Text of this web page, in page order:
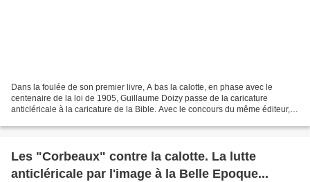
Dans la foulée de son premier livre, A bas la calotte, en phase avec le
centenaire de la loi de 1905, Guillaume Doizy passe de la caricature
anticléricale à la caricature de la Bible. Avec le concours du même éditeur, il
Les "Corbeaux" contre la calotte. La lutte
anticléricale par l'image à la Belle Epoque...